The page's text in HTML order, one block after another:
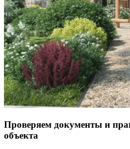
Проверяем документы и
объекта